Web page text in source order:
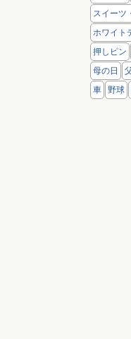
スイーツ
ホワイト
押しピン
母の日
車
野球